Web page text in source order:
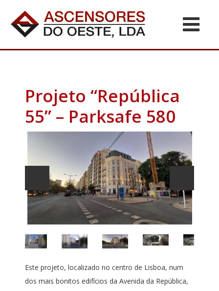
Projeto “República
55” – Parksafe 580
Este projeto, localizado no centro de Lisboa, num
dos mais bonitos edifícios da Avenida da República,